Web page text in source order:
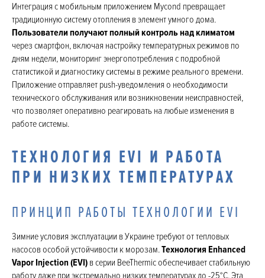
Интеграция с мобильным приложением Mycond превращает
традиционную систему отопления в элемент умного дома.
Пользователи получают полный контроль над климатом
через смартфон, включая настройку температурных режимов по
дням недели, мониторинг энергопотребления с подробной
статистикой и диагностику системы в режиме реального времени.
Приложение отправляет push-уведомления о необходимости
технического обслуживания или возникновении неисправностей,
что позволяет оперативно реагировать на любые изменения в
работе системы.
ТЕХНОЛОГИЯ EVI И РАБОТА
ПРИ НИЗКИХ ТЕМПЕРАТУРАХ
ПРИНЦИП РАБОТЫ ТЕХНОЛОГИИ EVI
Зимние условия эксплуатации в Украине требуют от тепловых
насосов особой устойчивости к морозам.Технология Enhanced
Vapor Injection (EVI) в серии BeeThermic обеспечивает стабильную
работу даже при экстремально низких температурах до -25°C. Эта